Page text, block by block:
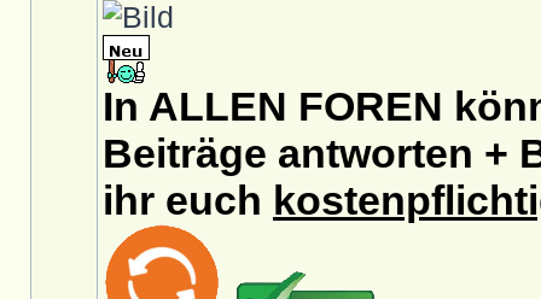
In ALLEN FOREN
Beiträge antworten +
ihr euch